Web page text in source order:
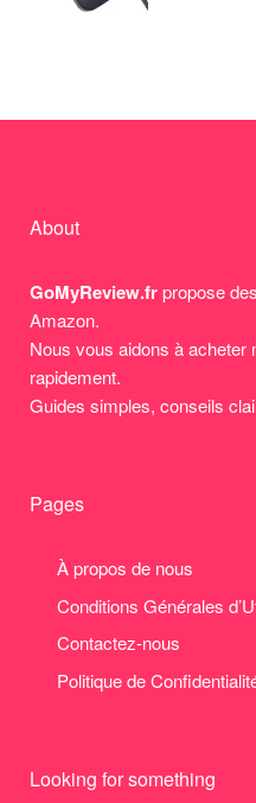
About
GoMyReview.frpropose
Amazon.
Nous vous aidons à acheter
rapidement.
Guides simples, conseils
Pages
À propos de nous
Conditions Générales
Contactez-nous
Politique de
Looking for something